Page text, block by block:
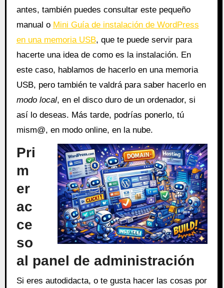
antes, también puedes consultar este pequeño
manual o Mini Guía de instalación de WordPress
en una memoria USB, que te puede servir para
hacerte una idea de como es la instalación. En
este caso, hablamos de hacerlo en una memoria
USB, pero también te valdrá para saber hacerlo en
modo local, en el disco duro de un ordenador, si
así lo deseas. Más tarde, podrías ponerlo, tú
mism@, en modo online, en la nube.
Pri
m
er
ac
ce
so
al panel de administración
Si eres autodidacta, o te gusta hacer las cosas por